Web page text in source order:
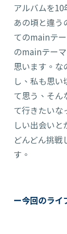
アルバムを
あの頃と違う
てのmainテ
のmainテーマ
思います。な
し、私も思
て思う、そん
て行きたいな
しい出会い
どんどん挑戦
す。
ー今回のライ